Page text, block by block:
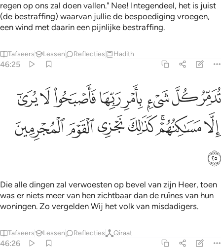
regen op ons zal doen vallen." Nee! Integendeel, het is juist
(de bestraffing) waarvan jullie de bespoediging vroegen,
een wind met daarin een pijnlijke bestraffing.
Tafseers Lessen Reflecties Hadith
46:25
تدمر كل شيء بامر ربها فاصبحوا لا يرى الا مساكنهم كذالك نجزي القوم
تُدَمِّرُ كُلَّ شَىْءٍۭ بِأَمْرِ رَبِّهَا فَأَصْبَحُوا۟ لَا يُرَىٰٓ إِلَّا مَسَـٰكِنُهُمْ
ﲌﲍﲎﲏﲐﲑﲒﲓ
ﲔﲕﲖﲗﲘﲙﲚ
ﲛ
Die alle dingen zal verwoesten op bevel van zijn Heer, toen
was er niets meer van hen zichtbaar dan de ruïnes van hun
woningen. Zo vergelden Wij het volk van misdadigers.
Tafseers Lessen Reflecties Qiraat
46:26